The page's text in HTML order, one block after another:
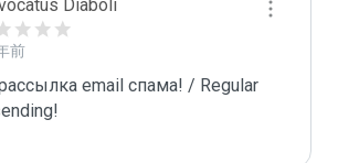
Diaboli
前
email спама! / Regular